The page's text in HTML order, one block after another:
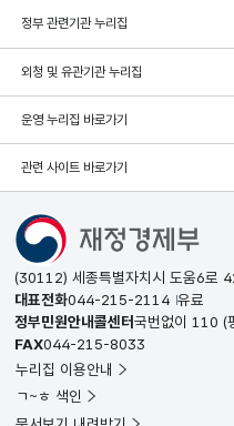
정부 관련기관 누리집
외청 및 유관기관 누리집
운영 누리집 바로가기
관련 사이트 바로가기
(30112) 세종특별자치시 도움6로
대표전화044-215-2114 유료
정부민원안내콜센터국번없이 110 (
FAX044-215-8033
누리집 이용안내
ㄱ~ㅎ 색인